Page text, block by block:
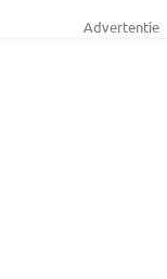
Advertentie